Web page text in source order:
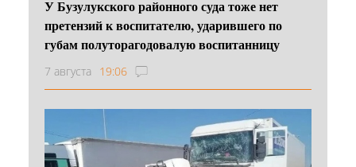
У Бузулукского районного суда тоже нет
претензий к воспитателю, ударившего по
губам полуторагодовалую воспитанницу
7 августа 19:06